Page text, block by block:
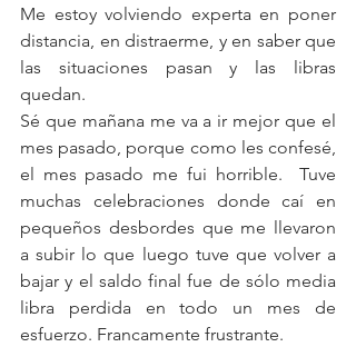
Me estoy volviendo experta en poner
distancia, en distraerme, y en saber que
las situaciones pasan y las libras
quedan.
Sé que mañana me va a ir mejor que el
mes pasado, porque como les confesé,
el mes pasado me fui horrible.  Tuve
muchas celebraciones donde caí en
pequeños desbordes que me llevaron
a subir lo que luego tuve que volver a
bajar y el saldo final fue de sólo media
libra perdida en todo un mes de
esfuerzo. Francamente frustrante.